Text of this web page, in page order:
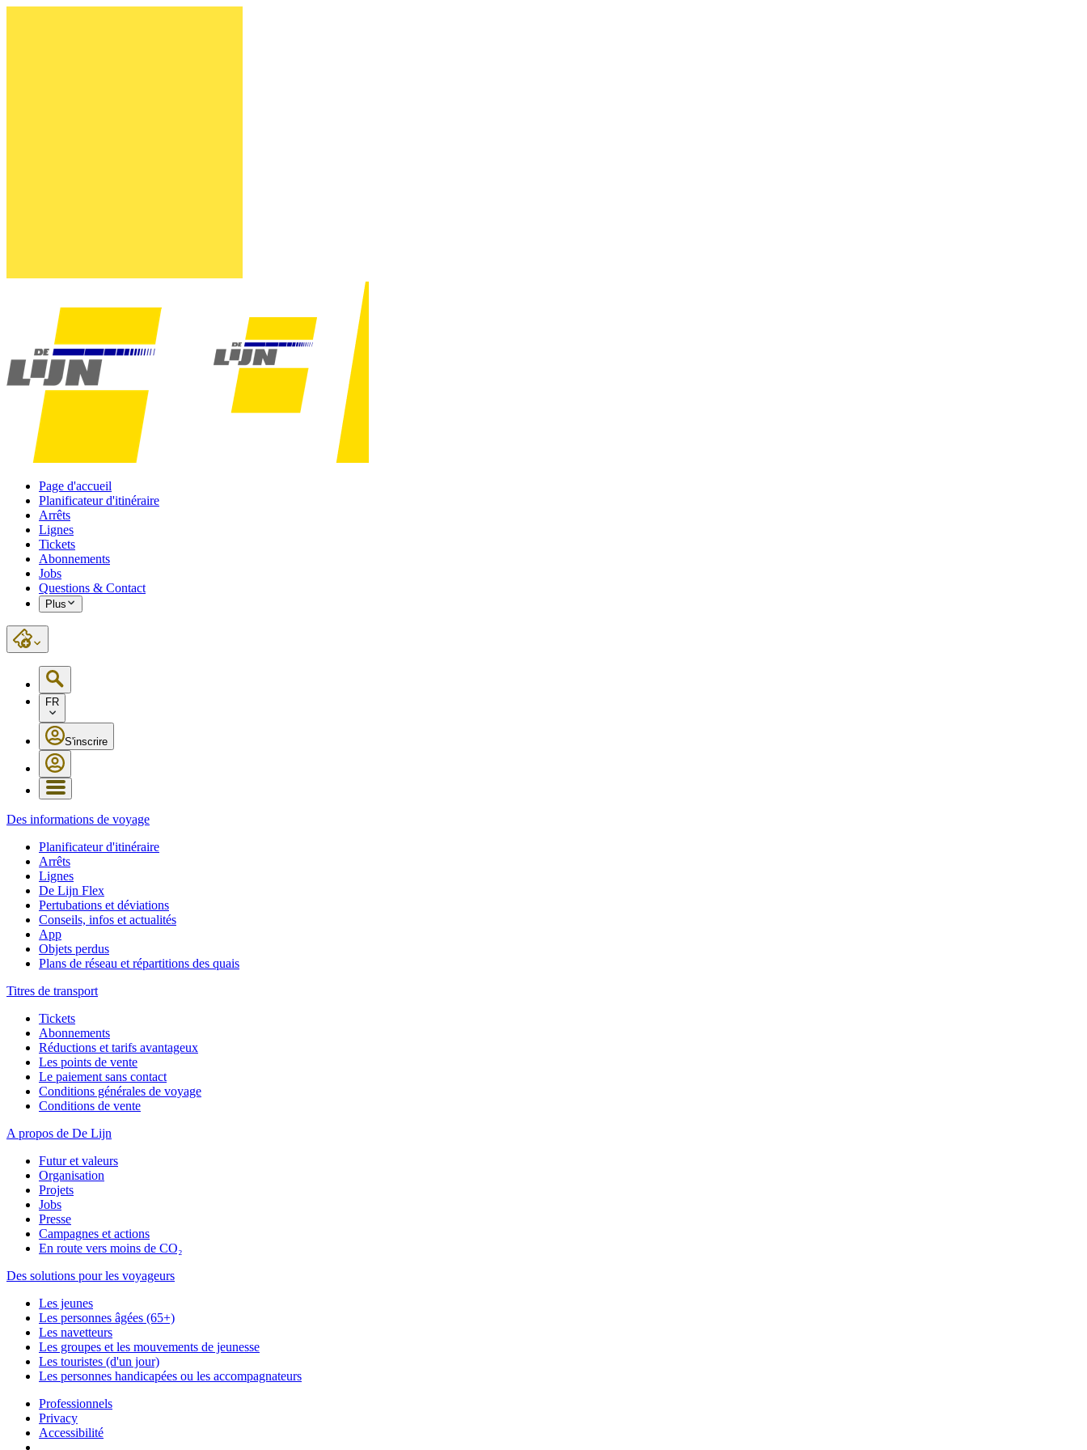
Page d'accueil
Planificateur d'itinéraire
Arrêts
Lignes
Tickets
Abonnements
Jobs
Questions & Contact
Plus
FR
S'inscrire
Des informations de voyage
Planificateur d'itinéraire
Arrêts
Lignes
De Lijn Flex
Pertubations et déviations
Conseils, infos et actualités
App
Objets perdus
Plans de réseau et répartitions des quais
Titres de transport
Tickets
Abonnements
Réductions et tarifs avantageux
Les points de vente
Le paiement sans contact
Conditions générales de voyage
Conditions de vente
A propos de De Lijn
Futur et valeurs
Organisation
Projets
Jobs
Presse
Campagnes et actions
En route vers moins de CO₂
Des solutions pour les voyageurs
Les jeunes
Les personnes âgées (65+)
Les navetteurs
Les groupes et les mouvements de jeunesse
Les touristes (d'un jour)
Les personnes handicapées ou les accompagnateurs
Professionnels
Privacy
Accessibilité